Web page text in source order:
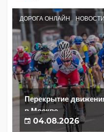
ДОРОГА ОНЛАЙН НОВОСТИ
Перекрытие
в Москве
04.08.2026